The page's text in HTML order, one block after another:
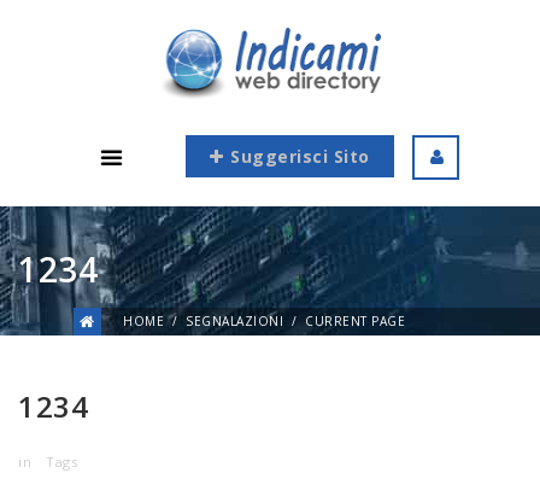
Suggerisci Sito
1234
HOME SEGNALAZIONI CURRENT PAGE
1234
in Tags